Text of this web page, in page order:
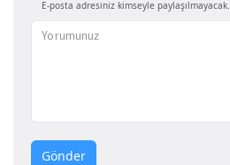
E-posta adresiniz kimseyle paylaşılmayacak.
Gönder